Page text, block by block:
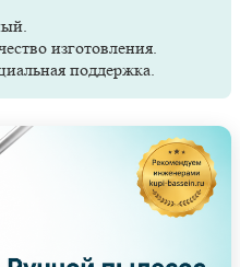
изготовления.
поддержка.